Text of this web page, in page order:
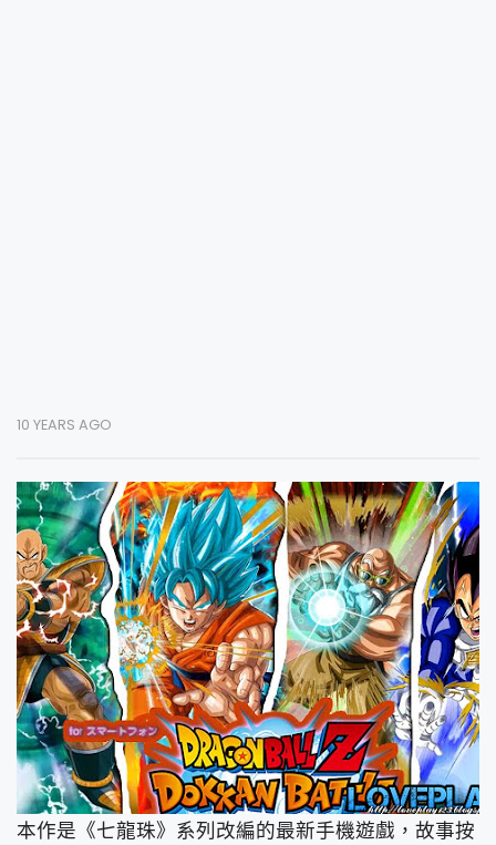
10 YEARS AGO
本作是《七龍珠》系列改編的最新手機遊戲，故事按